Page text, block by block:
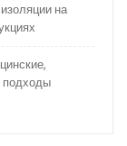
на
подходы